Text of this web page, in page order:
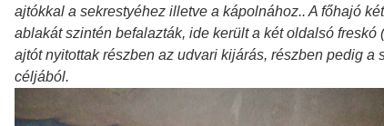
HD 1952. év
HD 1953. év
ajtókkal a sekrestyéhez illetve a kápolnához.. A főhajó
ablakát szintén befalazták, ide került a két oldalsó
ajtót nyitottak részben az udvari kijárás, részben pedig
céljából.